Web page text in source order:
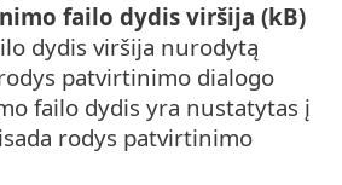
failo dydis viršija (kB)
dydis viršija nurodytą
patvirtinimo dialogo
failo dydis yra nustatytas į
rodys patvirtinimo